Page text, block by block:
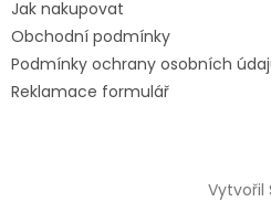
Jak nakupovat
Obchodní podmínky
Podmínky ochrany osobních
Reklamace formulář
Vytvořil